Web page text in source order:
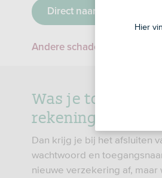
Direct naar Mijn SNS
Andere schade melden
Was je tot 1 juli
rekeningen of
Dan krijg je bij het afsluiten
wachtwoord en
nieuwe verzekering af,
Hier